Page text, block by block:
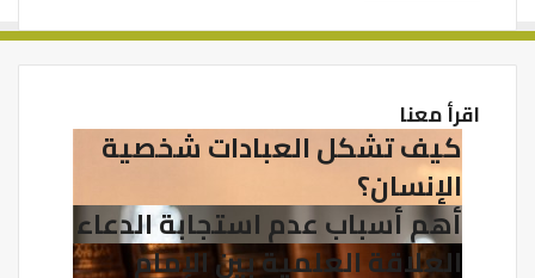
اقرأ معنا
كيف
تشكل
العبادات
شخصية
الإنسان؟
كيف تشكل العبادات شخصية
الإنسان؟
أهم
أسباب
عدم
أهم أسباب عدم استجابة الدعاء
العلاقة
العلاقة العلمية بين الإمام